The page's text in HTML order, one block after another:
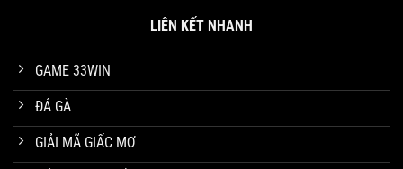
LIÊN KẾT NHANH
GAME 33WIN
ĐÁ GÀ
GIẢI MÃ GIẤC MƠ